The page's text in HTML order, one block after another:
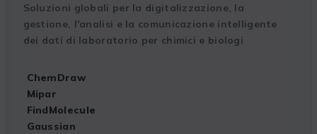
Soluzioni globali per la digitalizzazione, la
gestione, l'analisi e la comunicazione intelligente
dei dati di laboratorio per chimici e biologi
ChemDraw
Mipar
FindMolecule
Gaussian